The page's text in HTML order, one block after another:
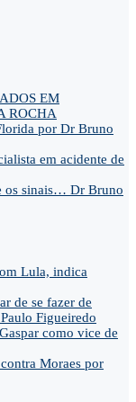
EM
ROCHA
por Dr Bruno
em acidente de
os sinais… Dr Bruno
Lula, indica
de se fazer de
Figueiredo
como vice de
Moraes por